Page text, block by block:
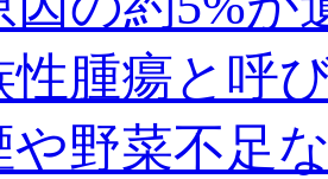
性腫瘍と呼
や野菜不足